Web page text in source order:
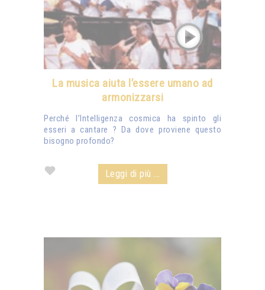
La musica aiuta l’essere umano ad
armonizzarsi
Perché l’Intelligenza cosmica ha spinto gli
esseri a cantare ? Da dove proviene questo
bisogno profondo?
Leggi di più ...